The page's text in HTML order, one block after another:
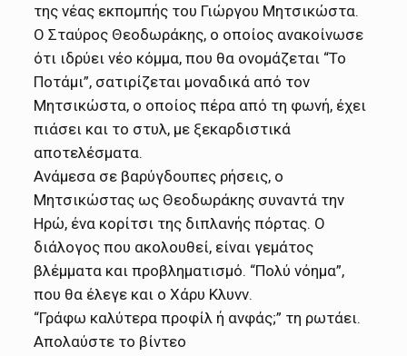
της νέας εκπομπής του Γιώργου Μητσικώστα.
Ο Σταύρος Θεοδωράκης, ο οποίος ανακοίνωσε
ότι ιδρύει νέο κόμμα, που θα ονομάζεται “Το
Ποτάμι”, σατιρίζεται μοναδικά από τον
Μητσικώστα, ο οποίος πέρα από τη φωνή, έχει
πιάσει και το στυλ, με ξεκαρδιστικά
αποτελέσματα.
Ανάμεσα σε βαρύγδουπες ρήσεις, ο
Μητσικώστας ως Θεοδωράκης συναντά την
Ηρώ, ένα κορίτσι της διπλανής πόρτας. Ο
διάλογος που ακολουθεί, είναι γεμάτος
βλέμματα και προβληματισμό. “Πολύ νόημα”,
που θα έλεγε και ο Χάρυ Κλυνν.
“Γράφω καλύτερα προφίλ ή ανφάς;” τη ρωτάει.
Απολαύστε το βίντεο